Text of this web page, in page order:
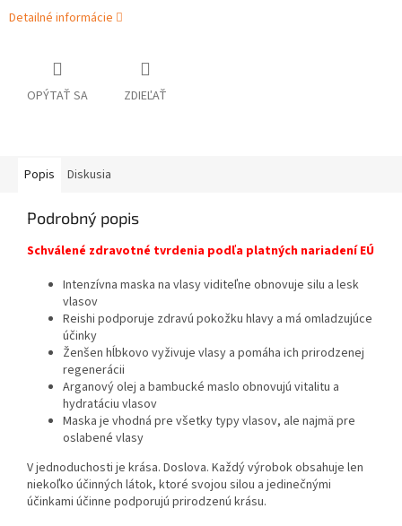
Detailné informácie
OPÝTAŤ SA ZDIEĽAŤ
Popis Diskusia
Podrobný popis
Schválené zdravotné tvrdenia podľa platných nariadení EÚ
Intenzívna maska na vlasy viditeľne obnovuje silu a lesk
vlasov
Reishi podporuje zdravú pokožku hlavy a má omladzujúce
účinky
Ženšen hĺbkovo vyživuje vlasy a pomáha ich prirodzenej
regenerácii
Arganový olej a bambucké maslo obnovujú vitalitu a
hydratáciu vlasov
Maska je vhodná pre všetky typy vlasov, ale najmä pre
oslabené vlasy
V jednoduchosti je krása. Doslova. Každý výrobok obsahuje len
niekoľko účinných látok, ktoré svojou silou a jedinečnými
účinkami účinne podporujú prirodzenú krásu.